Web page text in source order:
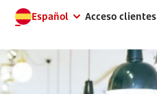
Español Acceso clientes